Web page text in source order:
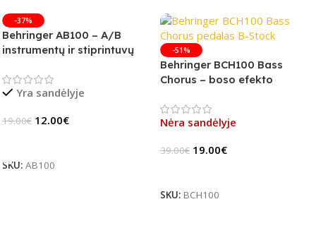
-37%
Behringer AB100 – A/B
instrumentų ir stiprintuvų
Yra sandėlyje
19.00€ 12.00€
SKU: AB100
-51%
Behringer BCH100 Bass
Chorus – boso efekto
Nėra sandėlyje
39.00€ 19.00€
SKU: BCH100